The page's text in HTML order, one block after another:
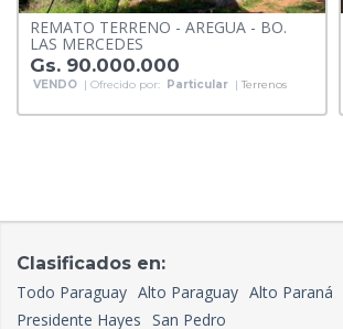
REMATO TERRENO - AREGUA - BO.
LAS MERCEDES
Gs. 90.000.000
VENDO | Ofrecido por: Particular | Terrenos
Clasificados en:
Todo Paraguay Alto Paraguay Alto Paraná
Presidente Hayes San Pedro